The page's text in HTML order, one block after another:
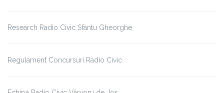
Research Radio Civic Sfântu Gheorghe
Regulament Concursuri Radio Civic